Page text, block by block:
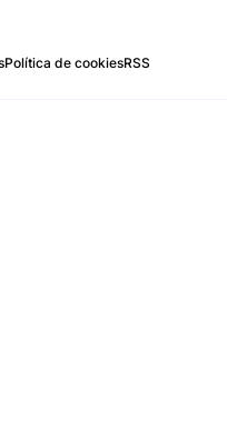
Política de cookiesRSS